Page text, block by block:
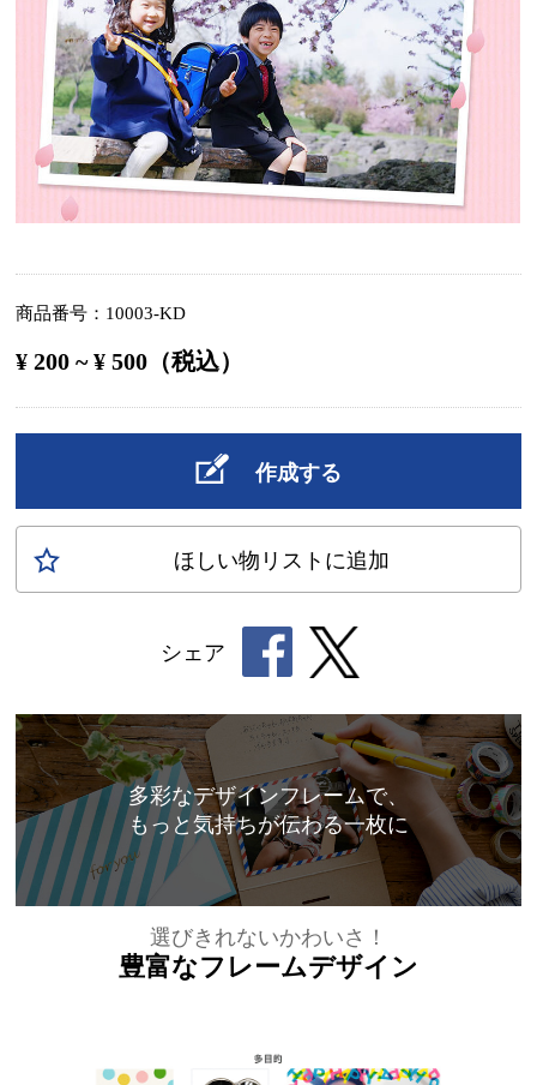
商品番号 10003-KD
¥ 200 ~ ¥ 500（税込）
作成する
ほしい物 リスト に追加
シェア
多彩なデザインフレームで、
もっと気持ちが伝わる一枚に
選びきれないかわいさ！
豊富なフレームデザイン